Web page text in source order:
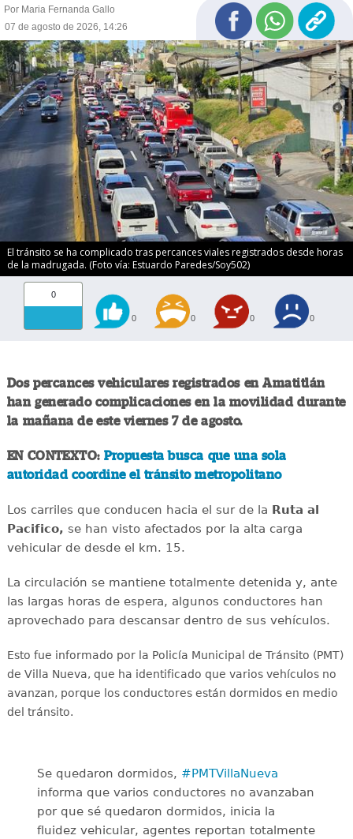
Por Maria Fernanda Gallo
07 de agosto de 2026, 14:26
El tránsito se ha complicado tras percances viales registrados desde horas
de la madrugada. (Foto vía: Estuardo Paredes/Soy502)
0
0 0 0 0
Dos percances vehiculares registrados en Amatitlán
han generado complicaciones en la movilidad durante
la mañana de este viernes 7 de agosto.
EN CONTEXTO:Propuesta busca que una sola
autoridad coordine el tránsito metropolitano
Los carriles que conducen hacia el sur de la Ruta al
Pacifico, se han visto afectados por la alta carga
vehicular de desde el km. 15.
La circulación se mantiene totalmente detenida y, ante
las largas horas de espera, algunos conductores han
aprovechado para descansar dentro de sus vehículos.
Esto fue informado por la Policía Municipal de Tránsito (PMT)
de Villa Nueva, que ha identificado que varios vehículos no
avanzan, porque los conductores están dormidos en medio
del tránsito.
Se quedaron dormidos, #PMTVillaNueva
informa que varios conductores no avanzaban
por que sé quedaron dormidos, inicia la
fluidez vehicular, agentes reportan totalmente